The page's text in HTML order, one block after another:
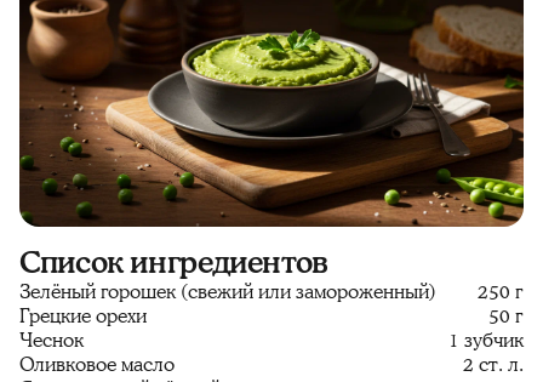
Список ингредиентов
Зелёный горошек (свежий или замороженный)
250 г
Грецкие орехи
50 г
Чеснок
1 зубчик
Оливковое масло
2 ст. л.